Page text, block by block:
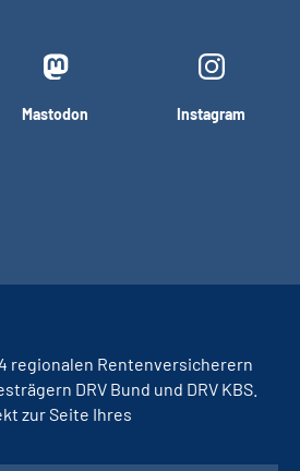
Mastodon Instagram
regionalen Rentenversicherern
DRV Bund und DRV KBS.
zur Seite Ihres